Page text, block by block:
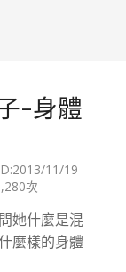
-身體
2013/11/19
次
她什麼是混
麼樣的身體